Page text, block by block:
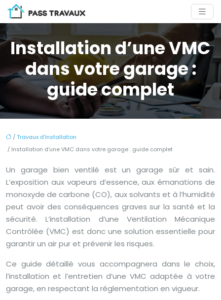
Installation d’une VMC
dans votre garage :
guide complet
/Travaux d'installation
/ Installation d’une VMC dans votre garage : guide complet
Un garage bien ventilé est un garage sûr et sain.
L’exposition aux vapeurs d’essence, aux émanations de
monoxyde de carbone (CO), aux solvants et à l’humidité
peut avoir des conséquences graves sur la santé et la
sécurité. L’installation d’une Ventilation Mécanique
Contrôlée (VMC) est donc une solution essentielle pour
garantir un air pur et prévenir les risques.
Ce guide détaillé vous accompagnera dans le choix,
l’installation et l’entretien d’une VMC adaptée à votre
garage, en respectant la réglementation en vigueur.